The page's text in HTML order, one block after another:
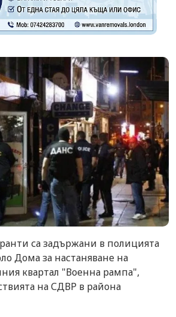
са задържани в полицията
Дома за настаняване на
квартал "Военна рампа",
на СДВР в района